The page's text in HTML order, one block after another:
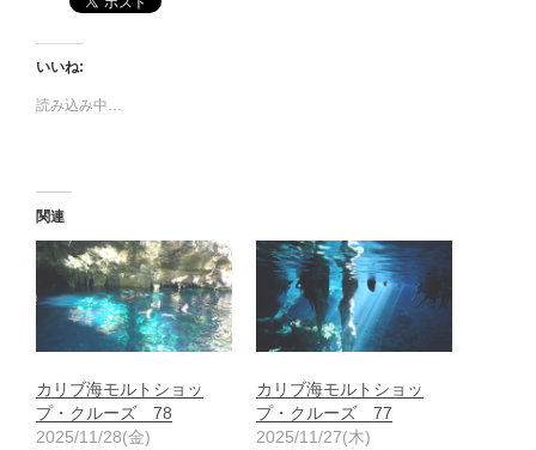
いいね:
読み込み中…
関連
カリブ海モルトショッ
プ・クルーズ 78
2025/11/28(金)
カリブ海モルトショッ
プ・クルーズ 77
2025/11/27(木)